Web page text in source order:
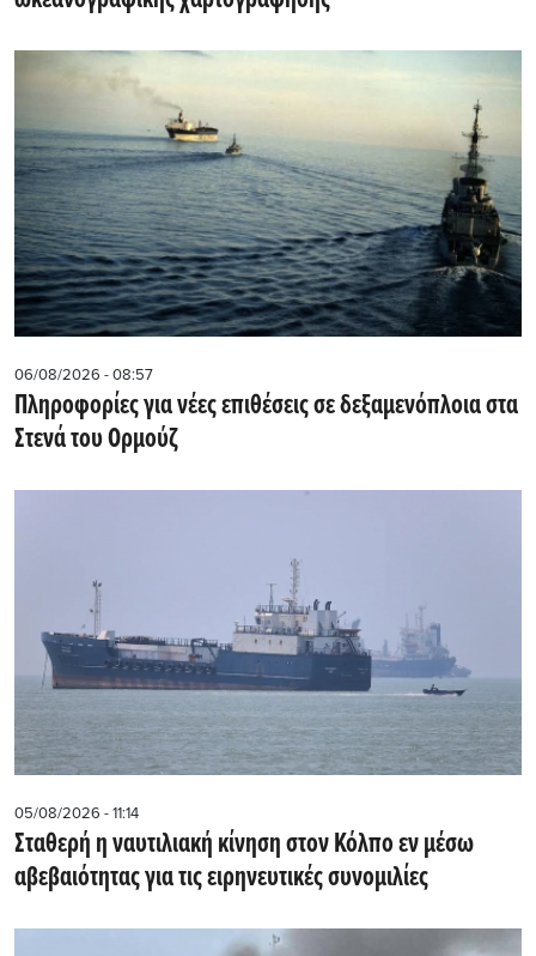
06/08/2026 - 08:57
Πληροφορίες για νέες επιθέσεις σε δεξαμενόπλοια στα
Στενά του Ορμούζ
05/08/2026 - 11:14
Σταθερή η ναυτιλιακή κίνηση στον Κόλπο εν μέσω
αβεβαιότητας για τις ειρηνευτικές συνομιλίες